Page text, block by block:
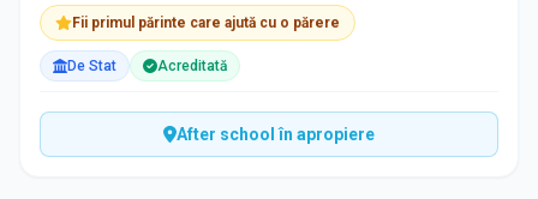
Fii primul părinte care ajută cu o părere
De Stat Acreditată
After school în apropiere